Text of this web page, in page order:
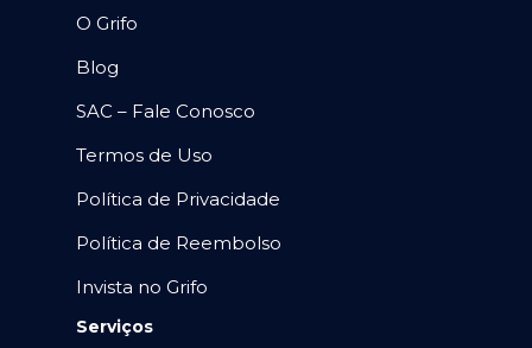
O Grifo
Blog
SAC – Fale Conosco
Termos de Uso
Política de Privacidade
Política de Reembolso
Invista no Grifo
Serviços